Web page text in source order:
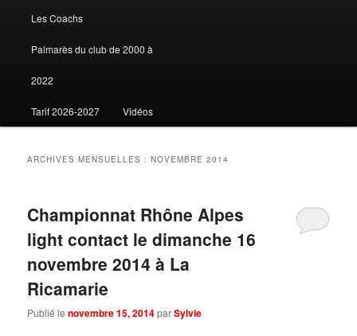
Les Coachs
Palmarès du club de 2000 à
2022
Tarif 2026-2027 Vidéos
ARCHIVES MENSUELLES :NOVEMBRE 2014
Championnat Rhône Alpes
light contact le dimanche 16
novembre 2014 à La
Ricamarie
Publié lenovembre 15, 2014parSylvie